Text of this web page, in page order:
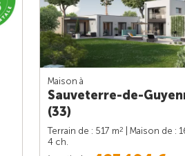
Maison à
Sauveterre-de-
(33)
Terrain de : 517 m2 | Maison de :
4 ch.